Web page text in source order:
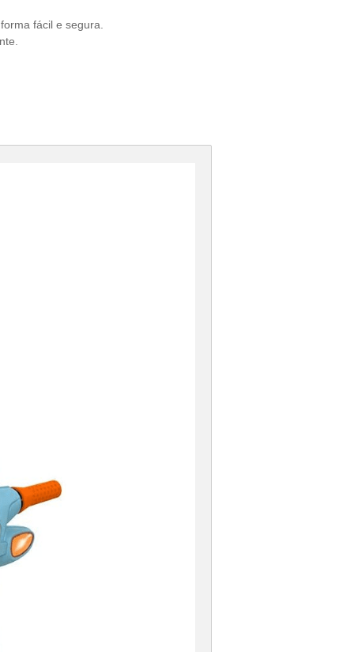
fácil e segura.